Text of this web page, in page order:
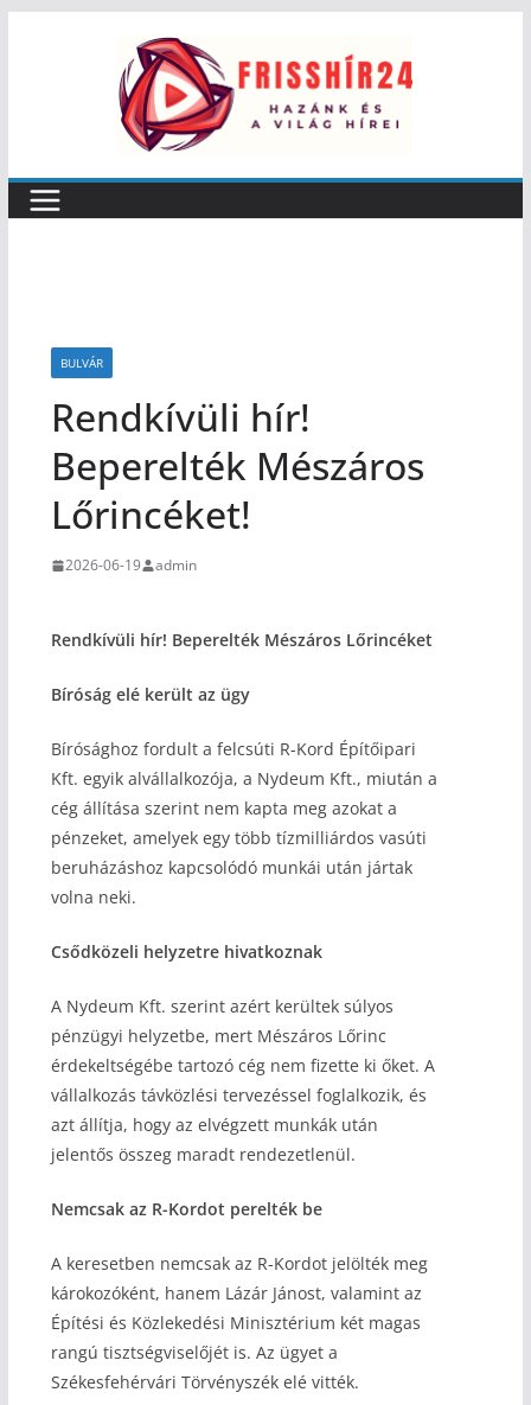
BULVÁR
Rendkívüli hír!
Beperelték Mészáros
Lőrincéket!
2026-06-19 admin
Rendkívüli hír! Beperelték Mészáros Lőrincéket
Bíróság elé került az ügy
Bírósághoz fordult a felcsúti R-Kord Építőipari
Kft. egyik alvállalkozója, a Nydeum Kft., miután a
cég állítása szerint nem kapta meg azokat a
pénzeket, amelyek egy több tízmilliárdos vasúti
beruházáshoz kapcsolódó munkái után jártak
volna neki.
Csődközeli helyzetre hivatkoznak
A Nydeum Kft. szerint azért kerültek súlyos
pénzügyi helyzetbe, mert Mészáros Lőrinc
érdekeltségébe tartozó cég nem fizette ki őket. A
vállalkozás távközlési tervezéssel foglalkozik, és
azt állítja, hogy az elvégzett munkák után
jelentős összeg maradt rendezetlenül.
Nemcsak az R-Kordot perelték be
A keresetben nemcsak az R-Kordot jelölték meg
károkozóként, hanem Lázár Jánost, valamint az
Építési és Közlekedési Minisztérium két magas
rangú tisztségviselőjét is. Az ügyet a
Székesfehérvári Törvényszék elé vitték.